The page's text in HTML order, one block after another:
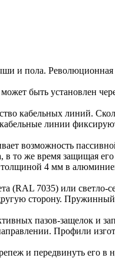
и пола. Революционная
быть установлен
кабельных линий.
линии
возможность
в то же время защищая
4 мм в
(RAL 7035) или
сторону.
пазов-защелок и
Профили
и передвинуть его